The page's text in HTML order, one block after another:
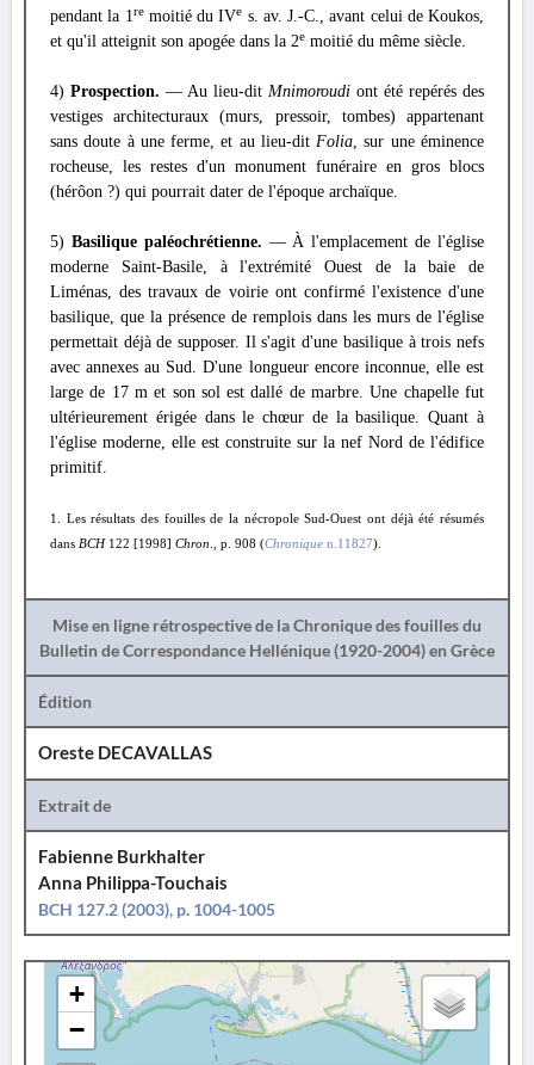
pendant la 1remoitié du IVe s. av. J.-C., avant celui de Koukos,
et qu'il atteignit son apogée dans la 2e moitié du même siècle.
4) Prospection. — Au lieu-dit Mnimoroudi ont été repérés des
vestiges architecturaux (murs, pressoir, tombes) appartenant
sans doute à une ferme, et au lieu-ditFolia, sur une éminence
rocheuse, les restes d'un monument funéraire en gros blocs
(hérôon ?) qui pourrait dater de l'époque archaïque.
5) Basilique paléochrétienne. — À l'emplacement de l'église
moderne Saint-Basile, à l'extrémité Ouest de la baie de
Liménas, des travaux de voirie ont confirmé l'existence d'une
basilique, que la présence de remplois dans les murs de l'église
permettait déjà de supposer. Il s'agit d'une basilique à trois nefs
avec annexes au Sud. D'une longueur encore inconnue, elle est
large de 17 m et son sol est dallé de marbre. Une chapelle fut
ultérieurement érigée dans le chœur de la basilique. Quant à
l'église moderne, elle est construite sur la nef Nord de l'édifice
primitif.
1. Les résultats des fouilles de la nécropole Sud-Ouest ont déjà été résumés
dans BCH 122 [1998] Chron ., p. 908 (Chronique n.11827).
Mise en ligne rétrospective de la Chronique des fouilles du
Bulletin de Correspondance Hellénique (1920-2004) en Grèce
Édition
Oreste DECAVALLAS
Extrait de
Fabienne Burkhalter
Anna Philippa-Touchais
BCH 127.2 (2003), p. 1004-1005
+
−